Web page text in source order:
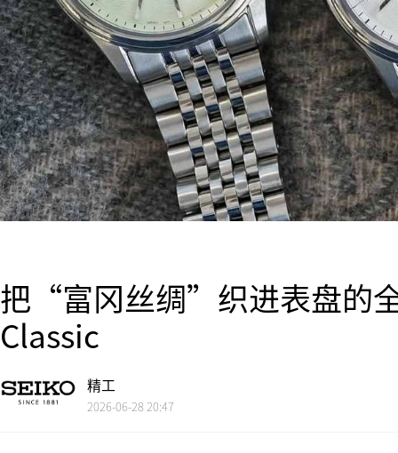
把“富冈丝绸”织进表盘的
Classic
精工
2026-06-28 20:47